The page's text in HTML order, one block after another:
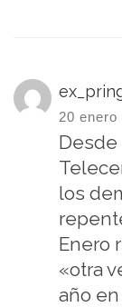
20 enero
Desde
los
Enero
«otra
año